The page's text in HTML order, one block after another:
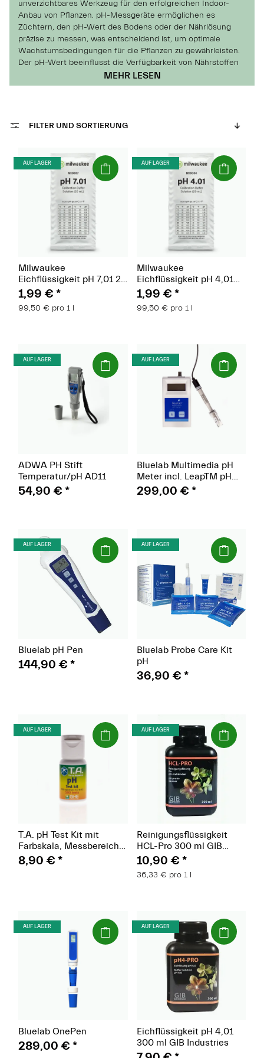
unverzichtbares Werkzeug für den erfolgreichen Indoor-
Anbau von Pflanzen. pH-Messgeräte ermöglichen es
Züchtern, den pH-Wert des Bodens oder der Nährlösung
präzise zu messen, was entscheidend ist, um optimale
Wachstumsbedingungen für die Pflanzen zu gewährleisten.
Der pH-Wert beeinflusst die Verfügbarkeit von Nährstoffen
für die Pflanzenwurzeln und kann das Wachstum und die
Gesundheit der Pflanzen stark beeinflussen.
MEHR LESEN
FILTER UND SORTIERUNG
AUF LAGER (Paket)
Milwaukee
Eichflüssigkeit pH 7,01 20
ml
1,99 € *
99,50 € pro 1 l
AUF LAGER (Paket)
Milwaukee
Eichflüssigkeit pH 4,01
20 ml
1,99 € *
99,50 € pro 1 l
AUF LAGER (Paket)
ADWA PH Stift
Temperatur/pH AD11
54,90 € *
AUF LAGER (Paket)
Bluelab Multimedia pH
Meter incl. LeapTM pH
Sonde
299,00 € *
AUF LAGER (Paket)
Bluelab pH Pen
144,90 € *
AUF LAGER (Paket)
Bluelab Probe Care Kit
pH
36,90 € *
AUF LAGER (Paket)
T.A. pH Test Kit mit
Farbskala, Messbereich
pH 4,0 - ph 8,5, 30 ml,
reicht für 500 Tests
8,90 € *
AUF LAGER (Paket)
Reinigungsflüssigkeit
HCL-Pro 300 ml GIB
Industries
10,90 € *
36,33 € pro 1 l
AUF LAGER (Paket)
Bluelab OnePen
289,00 € *
AUF LAGER (Paket)
Eichflüssigkeit pH 4,01
300 ml GIB Industries